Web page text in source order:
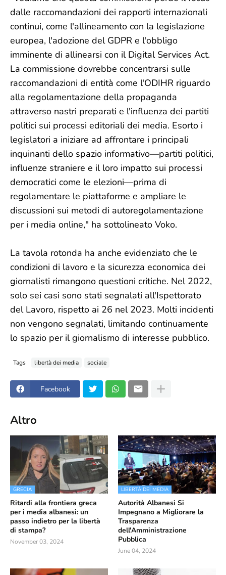
dalle raccomandazioni dei rapporti internazionali
continui, come l'allineamento con la legislazione
europea, l'adozione del GDPR e l'obbligo
imminente di allinearsi con il Digital Services Act.
La commissione dovrebbe concentrarsi sulle
raccomandazioni di entità come l'ODIHR riguardo
alla regolamentazione della propaganda
attraverso nastri preparati e l'influenza dei partiti
politici sui processi editoriali dei media. Esorto i
legislatori a iniziare ad affrontare i principali
inquinanti dello spazio informativo—partiti politici,
influenze straniere e il loro impatto sui processi
democratici come le elezioni—prima di
regolamentare le piattaforme e ampliare le
discussioni sui metodi di autoregolamentazione
per i media online," ha sottolineato Voko.
La tavola rotonda ha anche evidenziato che le
condizioni di lavoro e la sicurezza economica dei
giornalisti rimangono questioni critiche. Nel 2022,
solo sei casi sono stati segnalati all'Ispettorato
del Lavoro, rispetto ai 26 nel 2023. Molti incidenti
non vengono segnalati, limitando continuamente
lo spazio per il giornalismo di interesse pubblico.
Tags libertà dei media sociale
Facebook
Altro
GRECIA
Ritardi alla frontiera greca
per i media albanesi: un
passo indietro per la libertà
di stampa?
November 03, 2024
LIBERTÀ DEI MEDIA
Autorità Albanesi Si
Impegnano a Migliorare la
Trasparenza
dell'Amministrazione
Pubblica
June 04, 2024